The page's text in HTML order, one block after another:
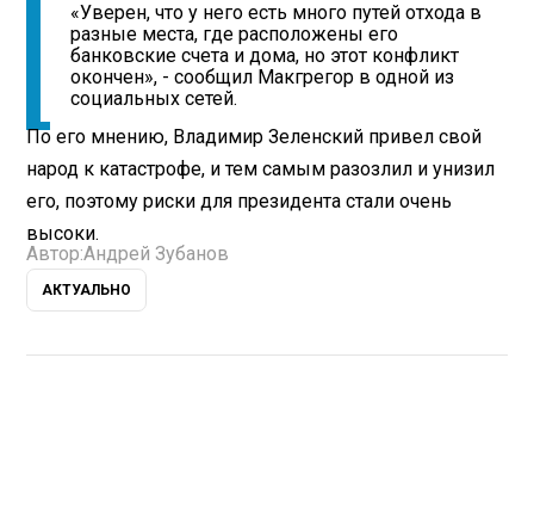
«Уверен, что у него есть много путей отхода в
разные места, где расположены его
банковские счета и дома, но этот конфликт
окончен», - сообщил Макгрегор в одной из
социальных сетей.
По его мнению, Владимир Зеленский привел свой
народ к катастрофе, и тем самым разозлил и унизил
его, поэтому риски для президента стали очень
высоки.
Автор:Андрей Зубанов
АКТУАЛЬНО